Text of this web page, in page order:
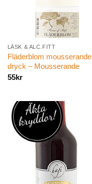
LÄSK & ALC.FITT
Fläderblom mousserande
dryck – Mousserande
55kr